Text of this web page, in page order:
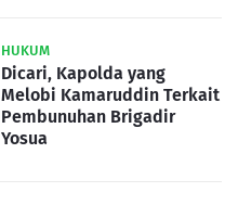
HUKUM
Dicari, Kapolda yang
Melobi Kamaruddin Terkait
Pembunuhan Brigadir
Yosua